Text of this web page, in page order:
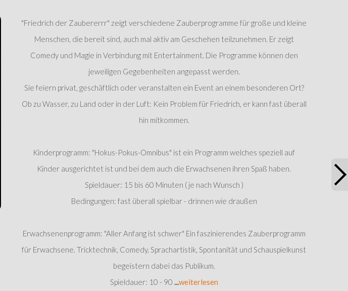
Next"Friedrich der Zaubererrr" zeigt verschiedene Zauberprogramme für große und kleine
Menschen, die bereit sind, auch mal aktiv am Geschehen teilzunehmen. Er zeigt
Comedy und Magie in Verbindung mit Entertainment. Die Programme können den
jeweiligen Gegebenheiten angepasst werden.
Sie feiern privat, geschäftlich oder veranstalten ein Event an einem besonderen Ort?
Ob zu Wasser, zu Land oder in der Luft: Kein Problem für Friedrich, er kann fast überall
hin mitkommen.
Kinderprogramm: "Hokus-Pokus-Omnibus" ist ein Programm welches speziell auf
Kinder ausgerichtet ist und bei dem auch die Erwachsenen ihren Spaß haben.
Spieldauer: 15 bis 60 Minuten ( je nach Wunsch )
Bedingungen: fast überall spielbar - drinnen wie draußen
Erwachsenenprogramm: "Aller Anfang ist schwer" Ein faszinierendes Zauberprogramm
für Erwachsene. Tricktechnik, Comedy, Sprachartistik, Spontanität und Schauspielkunst
begeistern dabei das Publikum.
Spieldauer: 10 - 90 ...weiterlesen